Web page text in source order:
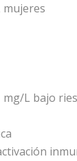
mujeres
mg/L bajo